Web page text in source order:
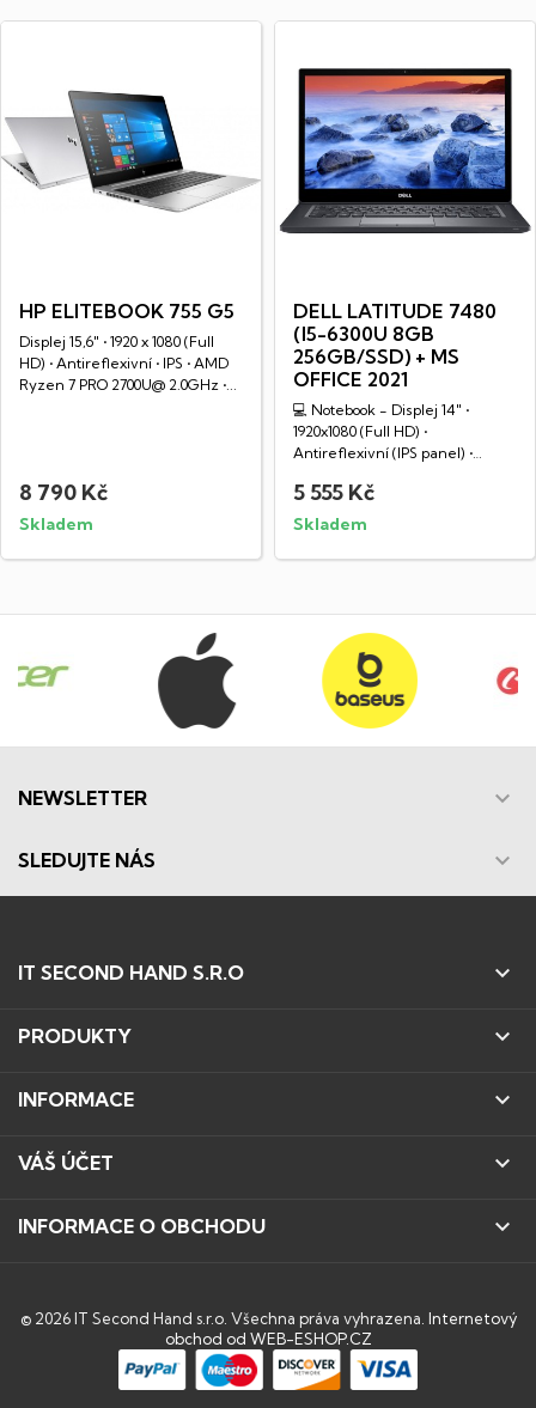
HP ELITEBOOK 755 G5
Displej 15,6" • 1920 x 1080 (Full
HD) • Antireflexivní • IPS • AMD
Ryzen 7 PRO 2700U@ 2.0GHz •...
8 790 Kč
Skladem
DELL LATITUDE 7480
(I5-6300U 8GB
256GB/SSD) + MS
OFFICE 2021
💻 Notebook - Displej 14" •
1920x1080 (Full HD) •
Antireflexivní (IPS panel) •
5 555 Kč
Skladem
NEWSLETTER 
SLEDUJTE NÁS 
IT SECOND HAND S.R.O 
PRODUKTY 
INFORMACE 
VÁŠ ÚČET 
INFORMACE O OBCHODU 
© 2026 IT Second Hand s.r.o. Všechna práva vyhrazena. Internetový
obchod od WEB-ESHOP.CZ